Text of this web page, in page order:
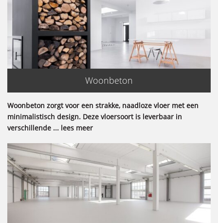
Woonbeton
Woonbeton zorgt voor een strakke, naadloze vloer met een
minimalistisch design. Deze vloersoort is leverbaar in
verschillende ... lees meer